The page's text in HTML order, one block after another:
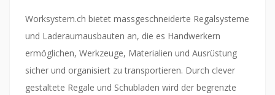
Worksystem.ch bietet massgeschneiderte Regalsysteme
und Laderaumausbauten an, die es Handwerkern
ermöglichen, Werkzeuge, Materialien und Ausrüstung
sicher und organisiert zu transportieren. Durch clever
gestaltete Regale und Schubladen wird der begrenzte